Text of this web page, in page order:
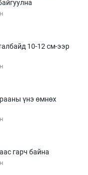
10-12 см-ээр
үнэ өмнөх
гарч байна